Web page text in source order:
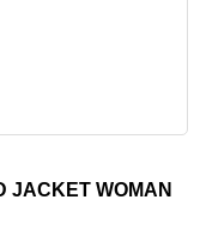
JACKET WOMAN